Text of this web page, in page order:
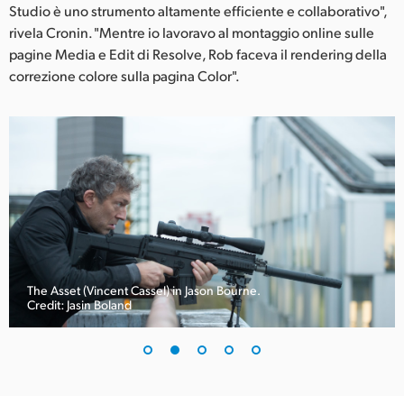
New Zealand
Norway
Singapore
South Africa
Spain
Sweden
Studio è uno strumento altamente efficiente e collaborativo",
rivela Cronin. "Mentre io lavoravo al montaggio online sulle
pagine Media e Edit di Resolve, Rob faceva il rendering della
correzione colore sulla pagina Color".
The Asset (Vincent Cassel) in Jason Bourne.
Credit: Jasin Boland